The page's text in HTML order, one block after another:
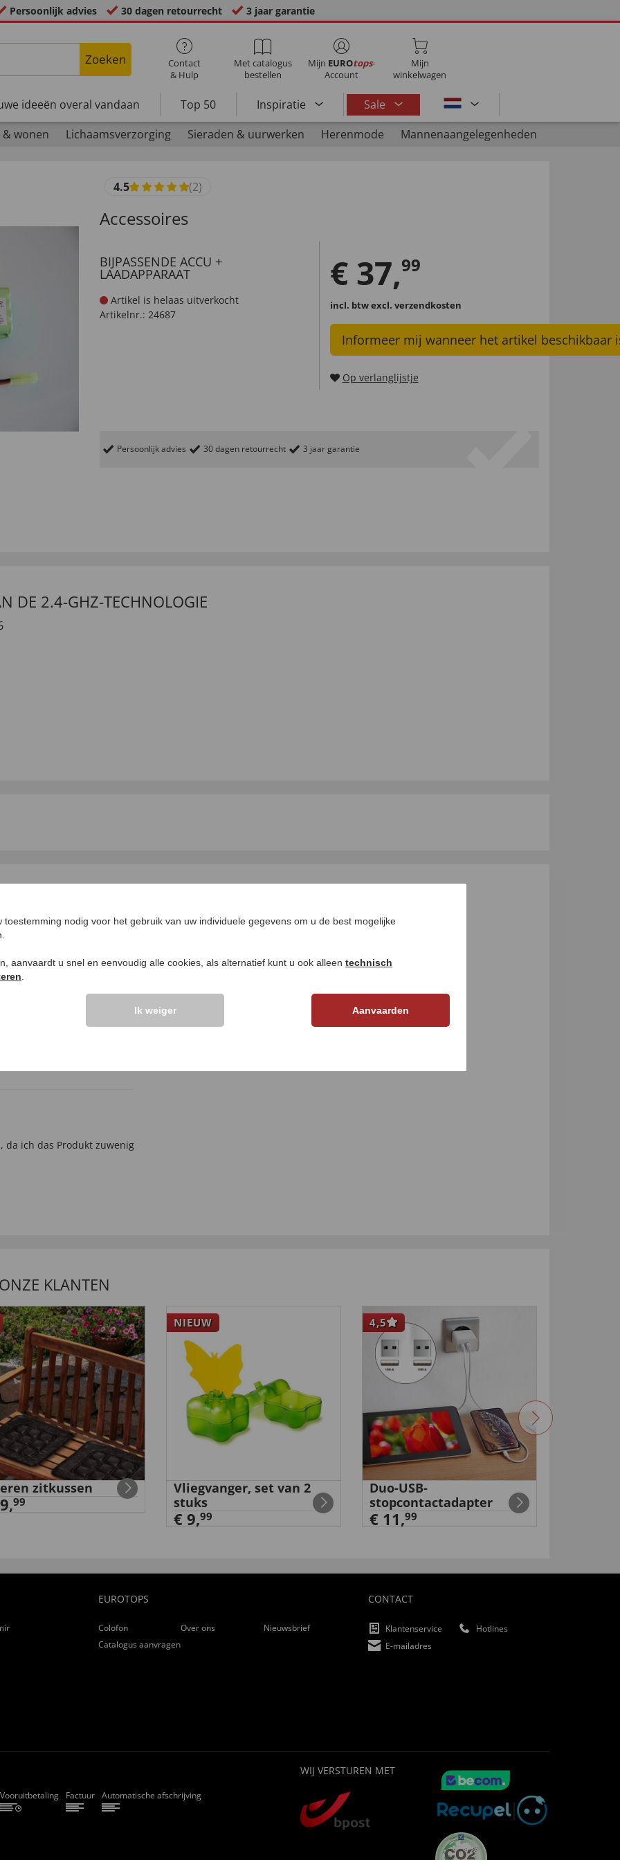
Persoonlijk advies 30 dagen retourrecht 3 jaar garantie
Zoeken
Contact
& Hulp
Met catalogus
bestellen
Mijn EUROtops-
Account
Mijn
winkelwagen
ideeën overal vandaan Top 50 Inspiratie
Sale
wonen Lichaamsverzorging Sieraden & uurwerken Herenmode Mannenaangelegenheden
4.5 (2)
Accessoires
BIJPASSENDE ACCU +
LAADAPPARAAT
Artikel is helaas uitverkocht
Artikelnr.: 24687
€ 37,99
incl. btwexcl. verzendkosten
Informeer mij wanneer het artikel beschikbaar
Op verlanglijstje
Persoonlijk advies 30 dagen retourrecht 3 jaar garantie
DE 2.4-GHZ-TECHNOLOGIE
ZEGGEN
>>
da ich das Produkt zuwenig
KLANTEN
zitkussen
99
NIEUW
Vliegvanger, set van 2
stuks
€ 9,99
4,5
Duo-USB-
stopcontactadapter
€ 11,99
EUROTOPS
Colofon Over ons
Nieuwsbrief
Catalogus aanvragen
CONTACT
Klantenservice
Hotlines
E-mailadres
Vooruitbetaling Factuur Automatische afschrijving
WIJ VERSTUREN MET
nodig voor het gebruik van uw individuele gegevens om u de best mogelijke
aanvaardt u snel en eenvoudig alle cookies, als alternatief kunt u ook alleen technisch
Ik weiger Aanvaarden